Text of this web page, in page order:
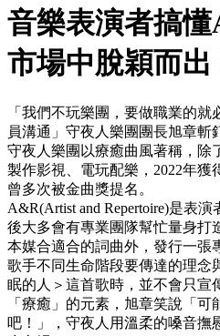
音樂表演者搞
市場中脫穎而出
「我們不玩樂團，要做職業的
員溝通」守夜人樂團團長旭章斬
守夜人樂團以療癒曲風著稱，除
製作影視、電玩配樂，2022年
曾多次被金曲獎提名。
A&R(Artist and Repertoire)是表
後大多會有專業團隊幫忙量身打
本媒合適合的詞曲外，發行一張
歌手不同生命階段要傳達的理念
眠的人＞這首歌時，並不會只宣
「療癒」的元素，旭章笑說「
吧！」，守夜人用溫柔的嗓音撫